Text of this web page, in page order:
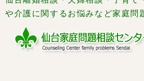
や介護に関するお悩みなど家庭問